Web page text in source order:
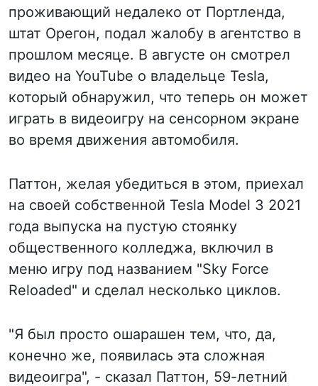
проживающий недалеко от Портленда,
штат Орегон, подал жалобу в агентство в
прошлом месяце. В августе он смотрел
видео на YouTube о владельце Tesla,
который обнаружил, что теперь он может
играть в видеоигру на сенсорном экране
во время движения автомобиля.
Паттон, желая убедиться в этом, приехал
на своей собственной Tesla Model 3 2021
года выпуска на пустую стоянку
общественного колледжа, включил в
меню игру под названием "Sky Force
Reloaded" и сделал несколько циклов.
"Я был просто ошарашен тем, что, да,
конечно же, появилась эта сложная
видеоигра", - сказал Паттон, 59-летний